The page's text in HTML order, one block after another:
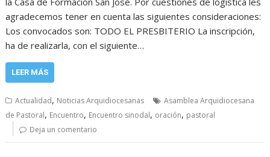
agradecemos tener en cuenta las siguientes consideraciones:
Los convocados son: TODO EL PRESBITERIO La inscripción,
ha de realizarla, con el siguiente…
LEER MÁS
Actualidad, Noticias Arquidiocesanas
Asamblea Arquidiocesana
de Pastoral, Encuentro, Encuentro sinodal, oración, pastoral
Deja un comentario